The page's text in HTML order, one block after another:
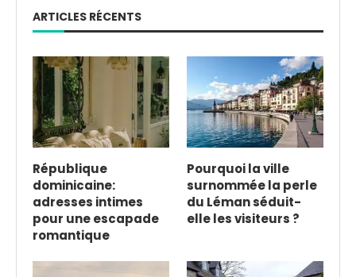
ARTICLES RÉCENTS
République
dominicaine:
adresses intimes
pour une escapade
romantique
Pourquoi la ville
surnommée la perle
du Léman séduit-
elle les visiteurs ?